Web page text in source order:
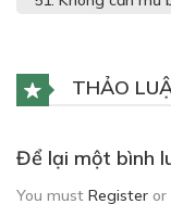
THẢO
Để lại một bình
You must Register or